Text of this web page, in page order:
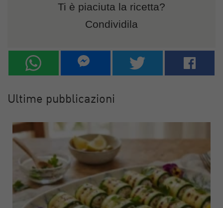
Ti è piaciuta la ricetta?
Condividila
Ultime pubblicazioni